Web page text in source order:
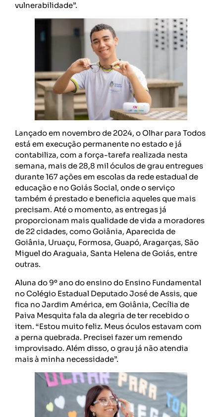
vulnerabilidade”.
Lançado em novembro de 2024, o Olhar para Todos
está em execução permanente no estado e já
contabiliza, com a força-tarefa realizada nesta
semana, mais de 28,8 mil óculos de grau entregues
durante 167 ações em escolas da rede estadual de
educação e no Goiás Social, onde o serviço
também é prestado e beneficia aqueles que mais
precisam. Até o momento, as entregas já
proporcionam mais qualidade de vida a moradores
de 22 cidades, como Goiânia, Aparecida de
Goiânia, Uruaçu, Formosa, Guapó, Aragarças, São
Miguel do Araguaia, Santa Helena de Goiás, entre
outras.
Aluna do 9º ano do ensino do Ensino Fundamental
no Colégio Estadual Deputado José de Assis, que
fica no Jardim América, em Goiânia, Cecília de
Paiva Mesquita fala da alegria de ter recebido o
item. “Estou muito feliz. Meus óculos estavam com
a perna quebrada. Precisei fazer um remendo
improvisado. Além disso, o grau já não atendia
mais à minha necessidade”.